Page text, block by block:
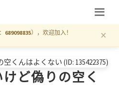
689098835），欢迎加入！ ×
ど偽りの空く